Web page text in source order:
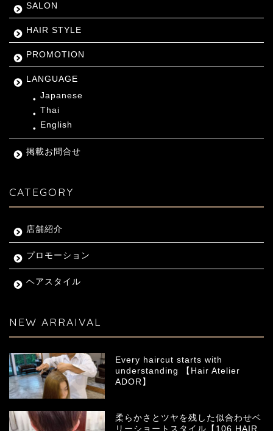
SALON
HAIR STYLE
PROMOTION
LANGUAGE
Japanese
Thai
English
掲載お問合せ
CATEGORY
店舗紹介
プロモーション
ヘアスタイル
NEW ARRAIVAL
Every haircut starts with
understanding 【Hair Atelier
ADOR】
柔らかさとツヤを残した似合わせベ
リーショートスタイル【106 HAIR